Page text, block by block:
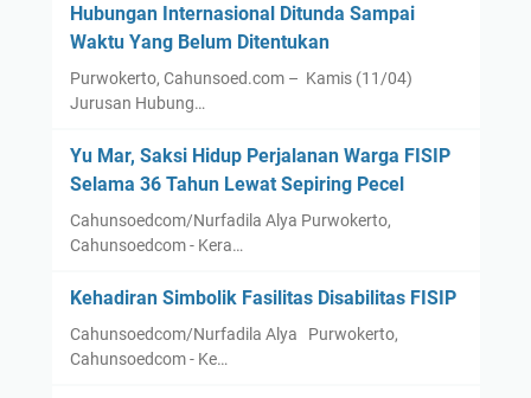
Hubungan Internasional Ditunda Sampai
Waktu Yang Belum Ditentukan
Purwokerto, Cahunsoed.com – Kamis (11/04)
Jurusan Hubung…
Yu Mar, Saksi Hidup Perjalanan Warga FISIP
Selama 36 Tahun Lewat Sepiring Pecel
Cahunsoedcom/Nurfadila Alya Purwokerto,
Cahunsoedcom - Kera…
Kehadiran Simbolik Fasilitas Disabilitas FISIP
Cahunsoedcom/Nurfadila Alya Purwokerto,
Cahunsoedcom - Ke…